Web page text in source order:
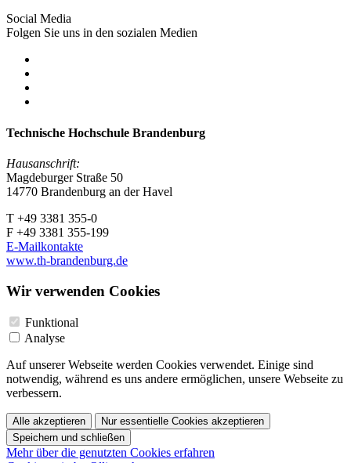
Social Media
Folgen Sie uns in den sozialen Medien
Technische Hochschule Brandenburg
Hausanschrift:
Magdeburger Straße 50
14770 Brandenburg an der Havel
T +49 3381 355-0
F +49 3381 355-199
E-Mailkontakte
www.th-brandenburg.de
Wir verwenden Cookies
Funktional
Analyse
Auf unserer Webseite werden Cookies verwendet. Einige sind
notwendig, während es uns andere ermöglichen, unsere Webseite zu
verbessern.
Alle akzeptieren
Nur essentielle Cookies akzeptieren
Speichern und schließen
Mehr über die genutzten Cookies erfahren